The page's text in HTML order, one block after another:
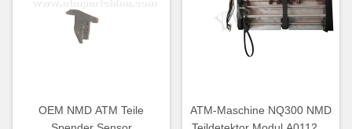
OEM NMD ATM Teile
ATM-Maschine NQ300 NMD